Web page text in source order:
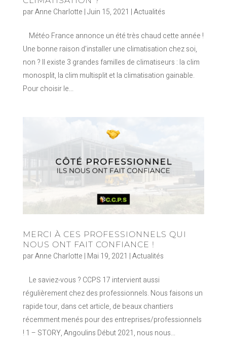
parAnne Charlotte |Juin 15, 2021 |Actualités
Météo France annonce un été très chaud cette année !
Une bonne raison d’installer une climatisation chez soi,
non ? Il existe 3 grandes familles de climatiseurs : la clim
monosplit, la clim multisplit et la climatisation gainable.
Pour choisir le...
MERCI À CES PROFESSIONNELS QUI
NOUS ONT FAIT CONFIANCE !
parAnne Charlotte | Mai 19, 2021 |Actualités
Le saviez-vous ? CCPS 17 intervient aussi
régulièrement chez des professionnels. Nous faisons un
rapide tour, dans cet article, de beaux chantiers
récemment menés pour des entreprises/professionnels
! 1 – STORY, Angoulins Début 2021, nous nous...